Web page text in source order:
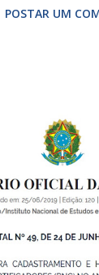
crianças a
3 anos e 11
Infantil,
– CEMEI -
recebe
com cri...
POSTAR UM